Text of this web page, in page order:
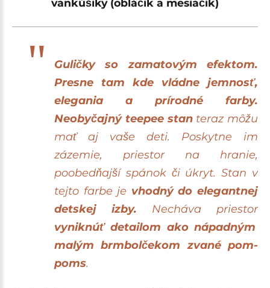
vankúšiky (obláčik a mesiačik)
Guličky so zamatovým efektom.
Presne tam kde vládne jemnosť,
elegania a prírodné farby.
Neobyčajný teepee stanteraz môžu
mať aj vaše deti. Poskytne im
zázemie, priestor na hranie,
poobedňajší spánok či úkryt. Stan v
tejto farbe je vhodný do elegantnej
detskej izby. Necháva priestor
vyniknúť detailom ako nápadným
malým brmbolčekom zvané pom-
poms.